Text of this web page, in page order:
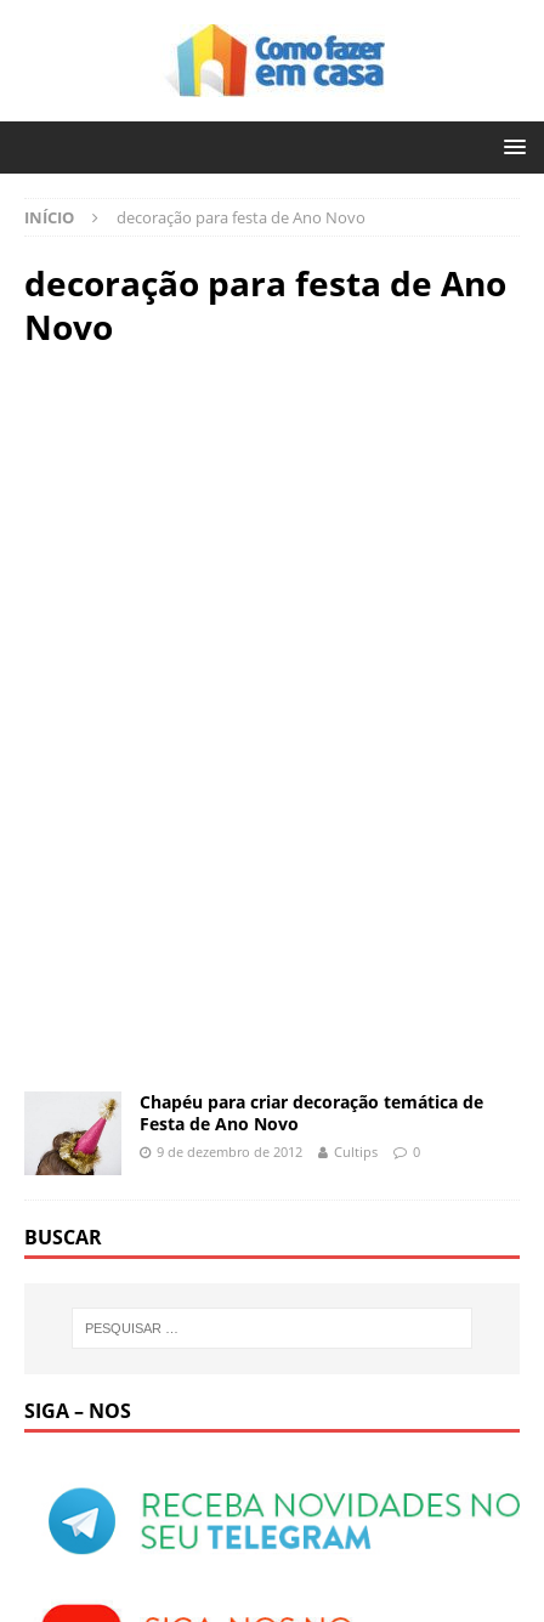
INÍCIO decoração para festa de Ano Novo
decoração para festa de Ano
Novo
Chapéu para criar decoração temática de
Festa de Ano Novo
9 de dezembro de 2012 Cultips 0
BUSCAR
SIGA – NOS